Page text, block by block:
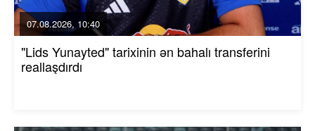
07.08.2026, 10:40
"Lids Yunayted" tarixinin ən bahalı transferini
reallaşdırdı